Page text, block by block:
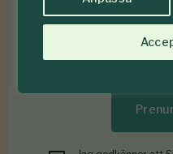
gång